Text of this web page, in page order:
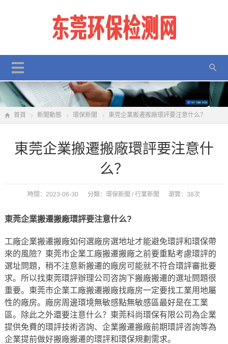
首頁 新聞動態 環保新聞 東莞企業搬遷搬廠環評要注意什么？
東莞企業搬遷搬廠環評要注意什
么？
時間：2023-06-30 分類：環保新聞 /行業新聞 瀏覽：38次
東莞企業搬遷搬廠環評要注意什么?
工廠企業搬遷搬廠如何選廠房選地址才能避免環評和環保帶
來的風險？東莞市企業工廠搬遷搬廠之前要重點考慮環評的
選址問題，稍不注意新搬遷的廠房可能就不符合環評審批要
求。所以找東莞環評辦理公司 咨詢下搬廠搬遷的選址問題很
重要。東莞市企業工廠搬遷搬廠找廠房一定要找工業用地屬
性的廠房。廠房周邊環境無敏感點無敏感區最好是在工業
區。除此之外還要注意什么？ 東莞科尚環保有限公司為企業
提供免費的環評技術咨詢、企業搬遷搬廠前期環評咨詢等為
企業提前做好搬廠搬遷的環評和環保規劃需求。